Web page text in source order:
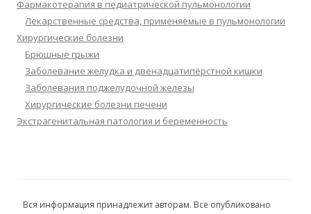
Фармакотерапия в педиатрической пульмонологии
Лекарственные средства, применяемые в пульмонологии
Хирургические болезни
Брюшные грыжи
Заболевание желудка и двенадцатипёрстной кишки
Заболевания поджелудочной железы
Хирургические болезни печени
Экстрагенитальная патология и беременность
Вся информация принадлежит авторам. Все опубликовано